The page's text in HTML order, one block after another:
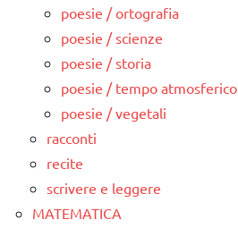
poesie / ortografia
poesie / scienze
poesie / storia
poesie / tempo atmosferico
poesie / vegetali
racconti
recite
scrivere e leggere
MATEMATICA